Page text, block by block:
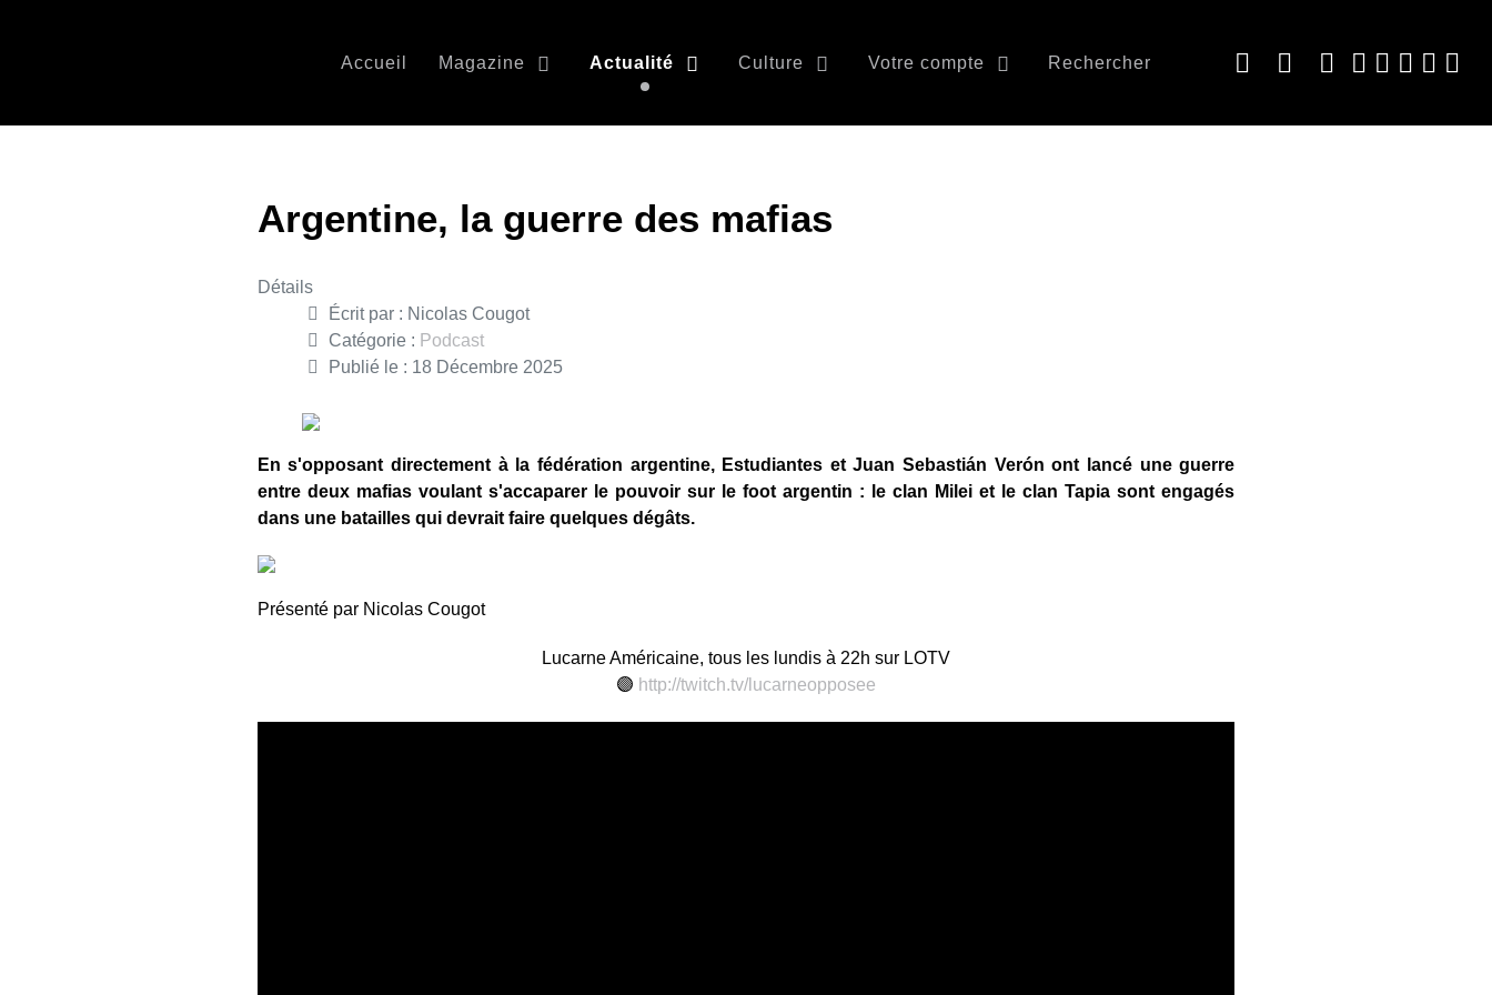
Accueil Magazine Actualité Culture Votre compte Rechercher
Argentine, la guerre des mafias
Détails
Écrit par : Nicolas Cougot
Catégorie : Podcast
Publié le : 18 Décembre 2025
En s'opposant directement à la fédération argentine, Estudiantes et Juan Sebastián Verón ont lancé une guerre
entre deux mafias voulant s'accaparer le pouvoir sur le foot argentin : le clan Milei et le clan Tapia sont engagés
dans une batailles qui devrait faire quelques dégâts.
Présenté par Nicolas Cougot
Lucarne Américaine, tous les lundis à 22h sur LOTV
🟣 http://twitch.tv/lucarneopposee